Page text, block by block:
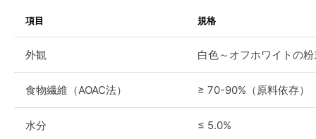
項目 規格
外観 白色～オフホワイトの
食物繊維（AOAC法） ≥ 70-90%（原料依存）
水分 ≤ 5.0%